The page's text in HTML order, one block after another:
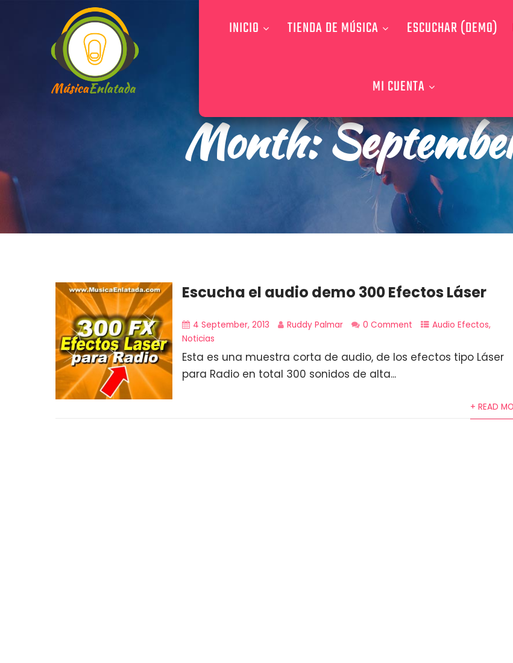
INICIO TIENDA DE MÚSICA ESCUCHAR (DEMO)
MI CUENTA
Month:
Escucha el audio demo 300 Efectos Láser
4 September, 2013 Ruddy Palmar 0 Comment Audio Efectos,
Noticias
Esta es una muestra corta de audio, de los efectos tipo Láser
para Radio en total 300 sonidos de alta...
+ READ